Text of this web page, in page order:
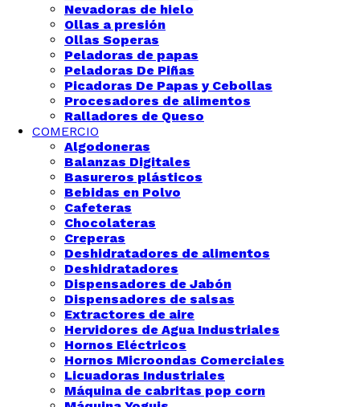
Nevadoras de hielo
Ollas a presión
Ollas Soperas
Peladoras de papas
Peladoras De Piñas
Picadoras De Papas y Cebollas
Procesadores de alimentos
Ralladores de Queso
COMERCIO
Algodoneras
Balanzas Digitales
Basureros plásticos
Bebidas en Polvo
Cafeteras
Chocolateras
Creperas
Deshidratadores de alimentos
Deshidratadores
Dispensadores de Jabón
Dispensadores de salsas
Extractores de aire
Hervidores de Agua Industriales
Hornos Eléctricos
Hornos Microondas Comerciales
Licuadoras Industriales
Máquina de cabritas pop corn